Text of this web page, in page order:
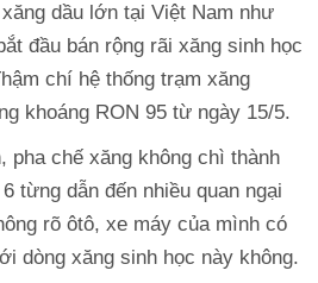
dầu lớn tại Việt Nam như
đầu bán rộng rãi xăng sinh học
chí hệ thống trạm xăng
khoáng RON 95 từ ngày 15/5.
pha chế xăng không chì thành
từng dẫn đến nhiều quan ngại
rõ ôtô, xe máy của mình có
dòng xăng sinh học này không.